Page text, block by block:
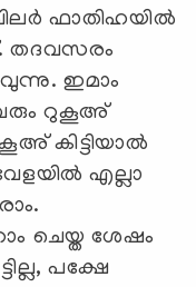
ഫാതിഹയില്‍
തദവസരം
ഇമാം
റുകൂഅ്
കിട്ടിയാല്‍
എല്ലാ
ചെയ്ത ശേഷം
പക്ഷേ